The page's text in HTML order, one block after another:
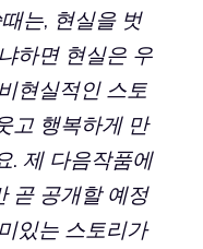
는, 현실을 벗
하면 현실은 우
현실적인 스토
고 행복하게 만
. 제 다음작품에
곧 공개할 예정
있는 스토리가